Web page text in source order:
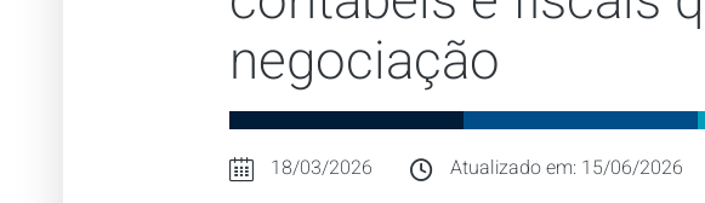
negociação
18/03/2026 Atualizado em: 15/06/2026